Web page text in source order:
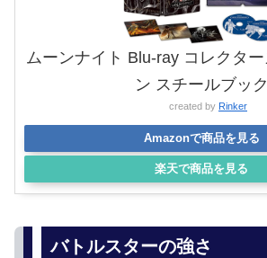
ムーンナイト Blu-ray コレクタ
ン スチールブック
created by Rinker
Amazonで商品を見る
楽天で商品を見る
バトルスターの強さ